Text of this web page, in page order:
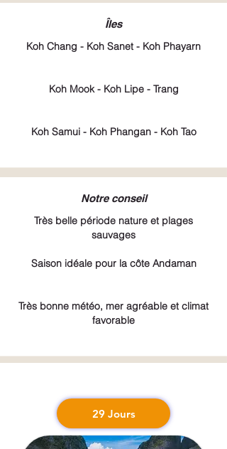
Îles
Koh Chang - Koh Sanet - Koh Phayarn
Koh Mook - Koh Lipe - Trang
Koh Samui - Koh Phangan - Koh Tao
Notre conseil
Très belle période nature et plages
sauvages
Saison idéale pour la côte Andaman
Très bonne météo, mer agréable et climat
favorable
29 Jours